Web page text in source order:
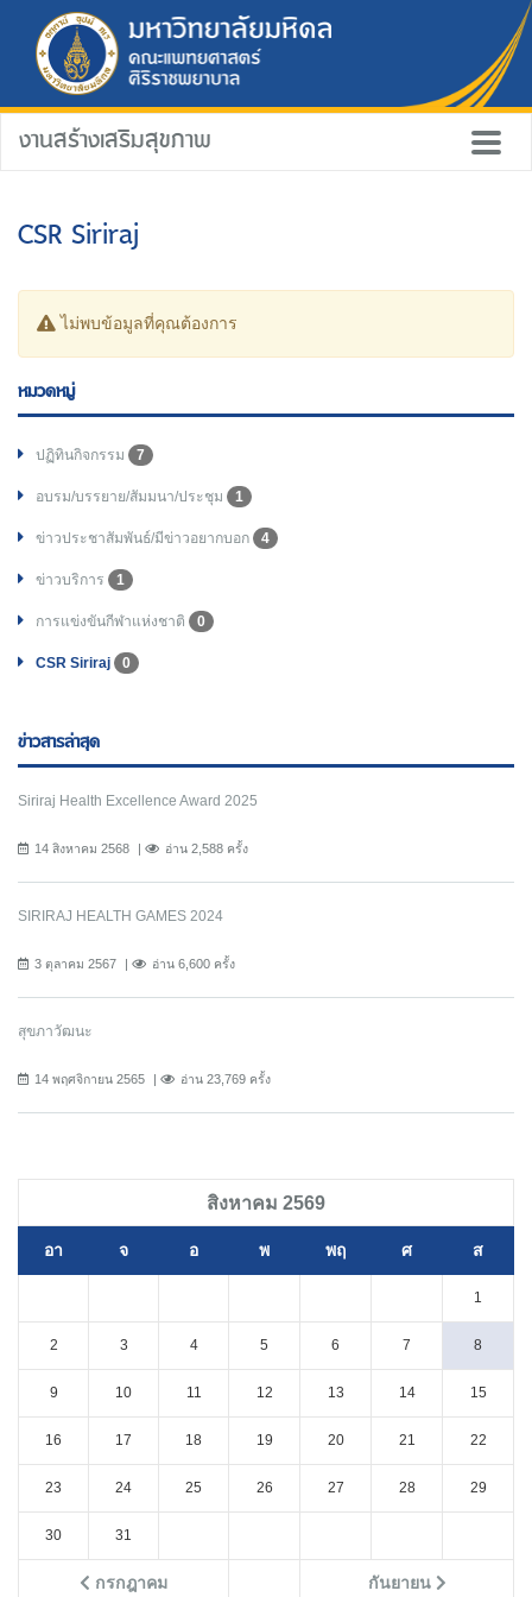
งานสร้างเสริมสุขภาพ
CSR Siriraj
ไม่พบข้อมูลที่คุณต้องการ
หมวดหมู่
ปฏิทินกิจกรรม 7
อบรม/บรรยาย/สัมมนา/ประชุม 1
ข่าวประชาสัมพันธ์/มีข่าวอยากบอก 4
ข่าวบริการ 1
การแข่งขันกีฬาแห่งชาติ 0
CSR Siriraj 0
ข่าวสารล่าสุด
Siriraj Health Excellence Award 2025
14 สิงหาคม 2568 อ่าน 2,588 ครั้ง
SIRIRAJ HEALTH GAMES 2024
3 ตุลาคม 2567 อ่าน 6,600 ครั้ง
สุขภาวัฒนะ
14 พฤศจิกายน 2565 อ่าน 23,769 ครั้ง
สิงหาคม 2569
อา จ อ พ พฤ ศ ส
กรกฎาคม กันยายน
1
2 3 4 5 6 7 8
9 10 11 12 13 14 15
16 17 18 19 20 21 22
23 24 25 26 27 28 29
30 31